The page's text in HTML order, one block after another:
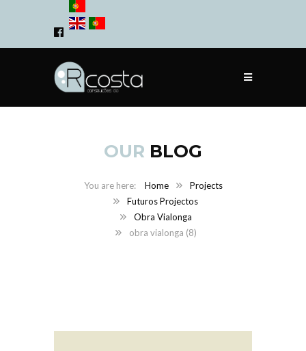
OUR BLOG
Home
Projects
Futuros Projectos
Obra Vialonga
obra vialonga (8)